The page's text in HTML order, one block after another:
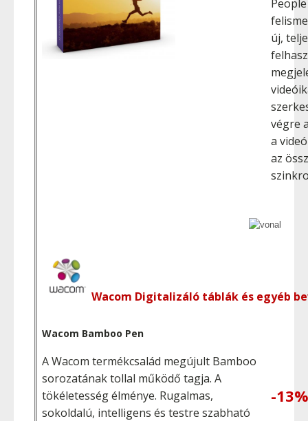
új,
végre
a
az
Wacom Digitalizáló táblák és egyéb
Wacom Bamboo Pen
A Wacom termékcsalád megújult Bamboo
sorozatának tollal működő tagja. A
tökéletesség élménye. Rugalmas,
sokoldalú, intelligens és testre szabható
-13%